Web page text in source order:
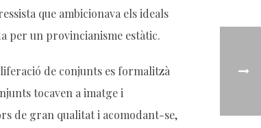
que ambicionava els ideals
per un provincianisme estàtic.
de conjunts es formalitzà
tocaven a imatge i
de gran qualitat i acomodant-se,